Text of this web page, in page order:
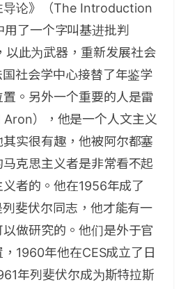
导论》（The Introduction
了一个字叫基进批判
以此为武器，重新发展社会
社会学中心接替了年鉴学
。另外一个重要的人是雷
），他是一个人文主义
实很有趣，他被阿尔都塞
克思主义者是非常看不起
者的。他在1956年成了
斐伏尔同志，他才能有一
做研究的。他们是外于官
1960年他在CES成立了日
年列斐伏尔成为斯特拉斯